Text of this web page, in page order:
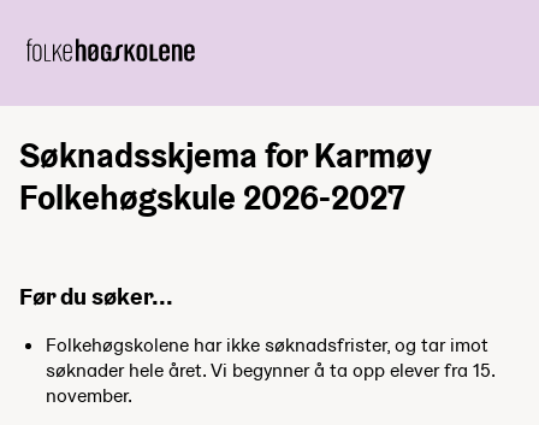
Søknadsskjema for Karmøy
Folkehøgskule 2026-2027
Før du søker...
Folkehøgskolene har ikke søknadsfrister, og tar imot
søknader hele året. Vi begynner å ta opp elever fra 15.
november.